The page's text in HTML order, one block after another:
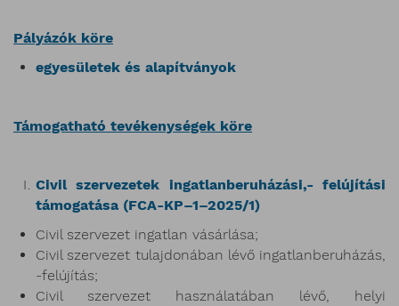
Pályázók köre
egyesületek és alapítványok
Támogatható tevékenységek köre
Civil szervezetek ingatlanberuházási,- felújítási
támogatása (FCA-KP–1–2025/1)
Civil szervezet ingatlan vásárlása;
Civil szervezet tulajdonában lévő ingatlanberuházás,
-felújítás;
Civil szervezet használatában lévő, helyi